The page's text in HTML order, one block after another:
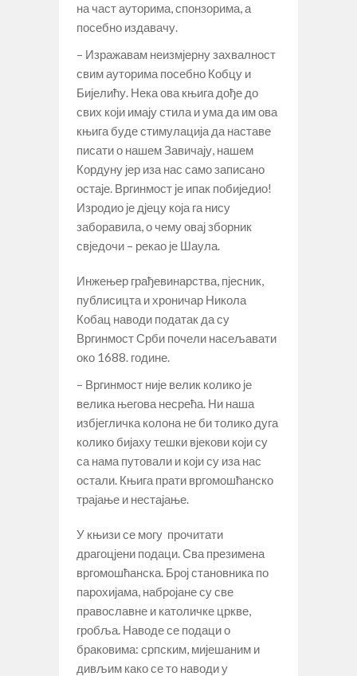
на част ауторима, спонзорима, а
посебно издавачу.
– Изражавам неизмјерну захвалност
свим ауторима посебно Кобцу и
Бијелићу. Нека ова књига дође до
свих који имају стила и ума да им ова
књига буде стимулација да наставе
писати о нашем Завичају, нашем
Кордуну јер иза нас само записано
остаје. Вргинмост је ипак побиједио!
Изродио је дјецу која га нису
заборавила, о чему овај зборник
свједочи – рекао је Шаула.
Инжењер грађевинарства, пјесник,
публисицта и хроничар Никола
Кобац наводи податак да су
Вргинмост Срби почели насељавати
око 1688. године.
– Вргинмост није велик колико је
велика његова несрећа. Ни наша
избјегличка колона не би толико дуга
колико бијаху тешки вјекови који су
са нама путовали и који су иза нас
остали. Књига прати вргомошћанско
трајање и нестајање.
У књизи се могу прочитати
драгоцјени подаци. Сва презимена
вргомошћанска. Број становника по
парохијама, набројане су све
православне и католичке цркве,
гробља. Наводе се подаци о
браковима: српским, мијешаним и
дивљим како се то наводи у